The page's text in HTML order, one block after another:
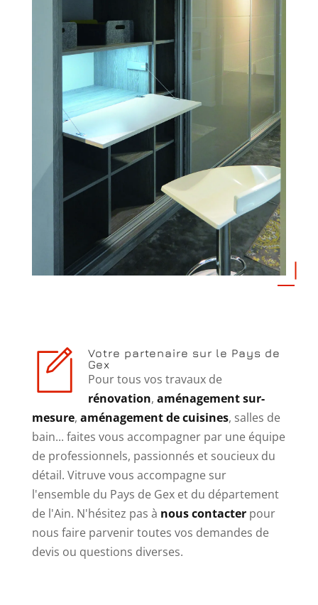
Votre partenaire sur le Pays de
Gex
Pour tous vos travaux de
rénovation, aménagement sur-
mesure, aménagement de cuisines, salles de
bain... faites vous accompagner par une équipe
de professionnels, passionnés et soucieux du
détail. Vitruve vous accompagne sur
l'ensemble du Pays de Gex et du département
de l'Ain. N'hésitez pas à nous contacterpour
nous faire parvenir toutes vos demandes de
devis ou questions diverses.